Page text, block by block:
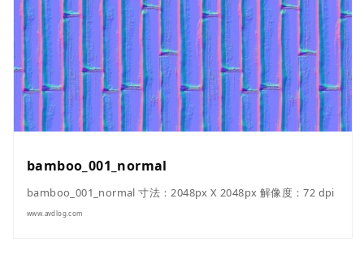
bamboo_001_normal
bamboo_001_normal 寸法：2048px X 2048px 解像度：72 dpi
www.avdlog.com